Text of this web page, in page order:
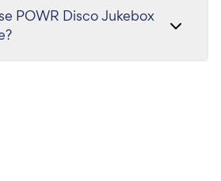
POWR Disco Jukebox